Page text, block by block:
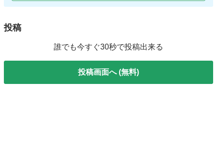
投稿
誰でも今すぐ30秒で投稿出来る
投稿画面へ (無料)